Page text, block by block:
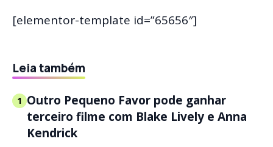
[elementor-template id=”65656″]
Leia também
1 Outro Pequeno Favor pode ganhar
terceiro filme com Blake Lively e Anna
Kendrick